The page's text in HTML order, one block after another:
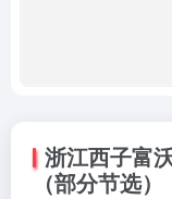
浙江西子富
（部分节选）